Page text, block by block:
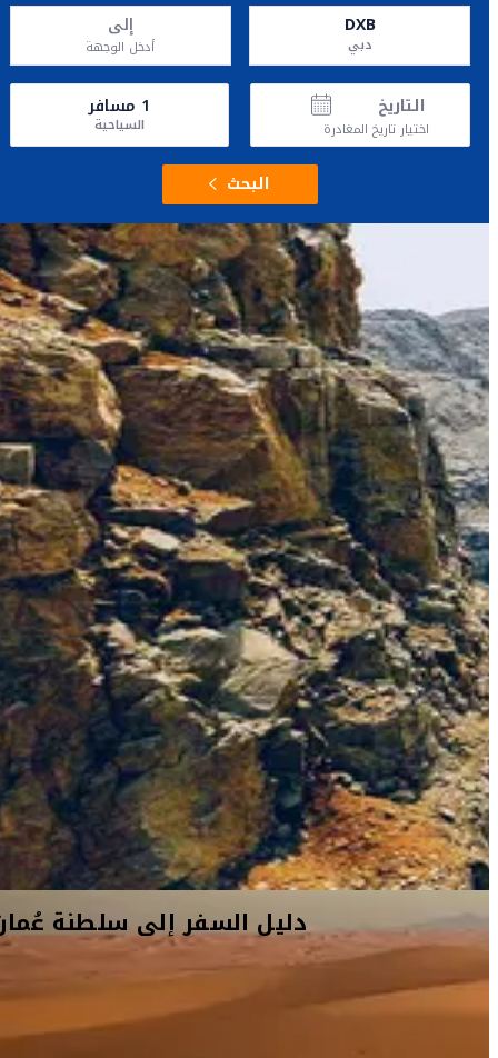
DXB
دبي
إلى
أدخل الوجهة
التاريخ
اختيار تاريخ المغادرة
1 مسافر
السياحية
البحث
دليل السفر إلى سلطنة
تمتاز سلطنة عُمان بأصالة تاريخها الغني وبمعالمها الطبيعية الساحرة.
من الوديان والجبال البهية وصولاً إلى شواطئها الذهبية، تزخر سلطنة
بالمواقع التي تحلو زيارتها. ابدأ رحلتك بالاطلاع على ثقافة سلطنة عُمان